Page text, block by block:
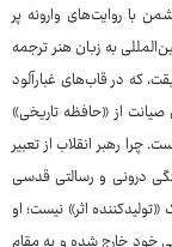
با روایت‌های وارونه پر
به زبان هنر ترجمه
که در قاب‌های غبارآلود
از «حافظه تاریخی»
رهبر انقلاب از تعبیر
درونی و رسالتی قدسی
اثر» نیست؛ او